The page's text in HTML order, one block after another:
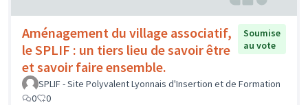
Aménagement du village associatif,
le SPLIF : un tiers lieu de savoir être
et savoir faire ensemble.
Soumise
au vote
SPLIF - Site Polyvalent Lyonnais d'Insertion et de Formation
0
0